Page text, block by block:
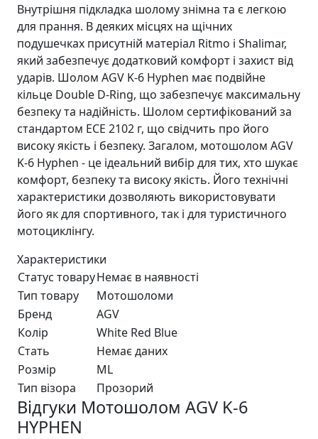
Внутрішня підкладка шолому знімна та є легкою
для прання. В деяких місцях на щічних
подушечках присутній матеріал Ritmo і Shalimar,
який забезпечує додатковий комфорт і захист від
ударів. Шолом AGV K-6 Hyphen має подвійне
кільце Double D-Ring, що забезпечує максимальну
безпеку та надійність. Шолом сертифікований за
стандартом ECE 2102 г, що свідчить про його
високу якість і безпеку. Загалом, мотошолом AGV
K-6 Hyphen - це ідеальний вибір для тих, хто шукає
комфорт, безпеку та високу якість. Його технічні
характеристики дозволяють використовувати
його як для спортивного, так і для туристичного
мотоциклінгу.
Характеристики
Статус товаруНемає в наявності
Тип товару
Мотошоломи
Бренд
AGV
Колір
White Red Blue
Стать
Немає даних
Розмір
ML
Тип візора
Прозорий
Відгуки Мотошолом AGV K-6
HYPHEN